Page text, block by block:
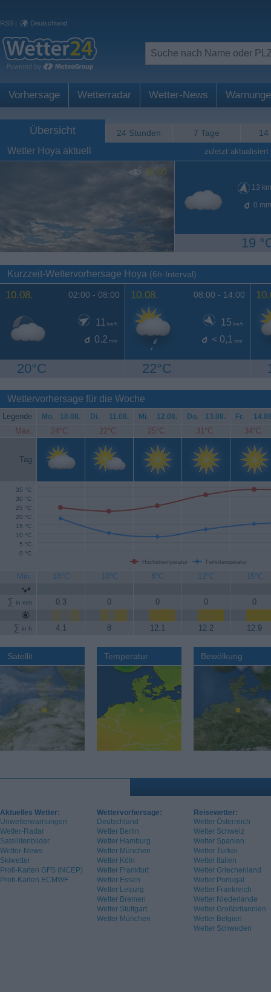
RSS | Deutschland
Vorhersage Wetterradar Wetter-News
Übersicht 24 Stunden 7 Tage 14
Wetter Hoya aktuell zuletzt aktualisiert
05:00
13
0
19
Kurzzeit-Wettervorhersage Hoya (6h-Interval)
10.08. 02:00 - 08:00
11 km/h
0.2 mm
20°C
10.08. 08:00 - 14:00
15 km/h
< 0,1 mm
22°C
Wettervorhersage für die Woche
Legende Mo. 10.08. Di. 11.08. Mi. 12.08. Do. 13.08. Fr.
Max. 24°C 22°C 25°C 31°C 34°C
Tag
Höchsttemperatur Tiefsttemperatur
0 °C
5 °C
10 °C
15 °C
20 °C
25 °C
30 °C
35 °C
Min. 18°C 10°C 8°C 12°C 15°C
∑ in mm 0.3 0 0 0 0
∑ in h 4.1 8 12.1 12.2 12.9
Satellit Temperatur Bewölkung
Aktuelles Wetter:
Unwetterwarnungen
Wetter-Radar
Satellitenbilder
Wetter-News
Skiwetter
Profi-Karten GFS (NCEP)
Profi-Karten ECMWF
Wettervorhersage:
Deutschland
Wetter Berlin
Wetter Hamburg
Wetter München
Wetter Köln
Wetter Frankfurt
Wetter Essen
Wetter Leipzig
Wetter Bremen
Wetter Stuttgart
Wetter München
Reisewetter:
Wetter Österreich
Wetter Schweiz
Wetter Spanien
Wetter Türkei
Wetter Italien
Wetter Griechenland
Wetter Portugal
Wetter Frankreich
Wetter Niederlande
Wetter Großbritannien
Wetter Belgien
Wetter Schweden